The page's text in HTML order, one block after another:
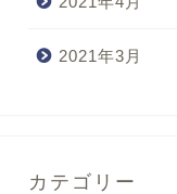
2021年3月
カテゴリー